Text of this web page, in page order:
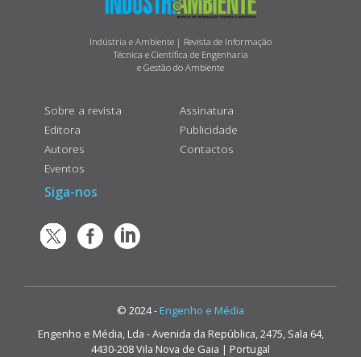
Indústria e Ambiente | Revista de Informação
Técnica e Científica de Engenharia
e Gestão do Ambiente
Sobre a revista
Editora
Autores
Eventos
Assinatura
Publicidade
Contactos
Siga-nos
© 2024 - Engenho e Média
Engenho e Média, Lda - Avenida da República, 2475, Sala 64,
4430-208 Vila Nova de Gaia | Portugal